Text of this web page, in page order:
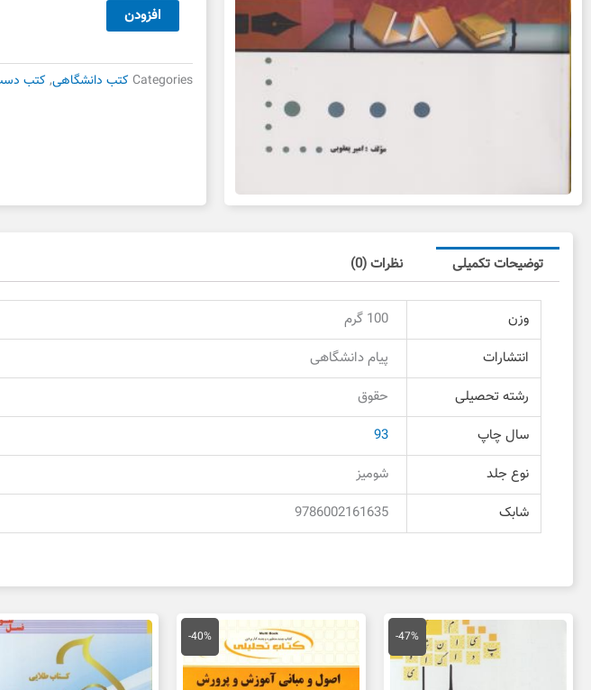
عمومی۲
دانشگاهی
افزودن
Categories کتب دانشگاهی, کتب
توضیحات تکمیلی نظرات (0)
وزن
100 گرم
انتشارات
پیام دانشگاهی
رشته تحصیلی
حقوق
سال چاپ
93
نوع جلد
شومیز
شابک
9786002161635
-47%
قیمت
اصلی
150,000 تومان
بود.
قیمت
فعلی
است.
-40%
قیمت
اصلی
134,000 تومان
بود.
قیمت
فعلی
است.